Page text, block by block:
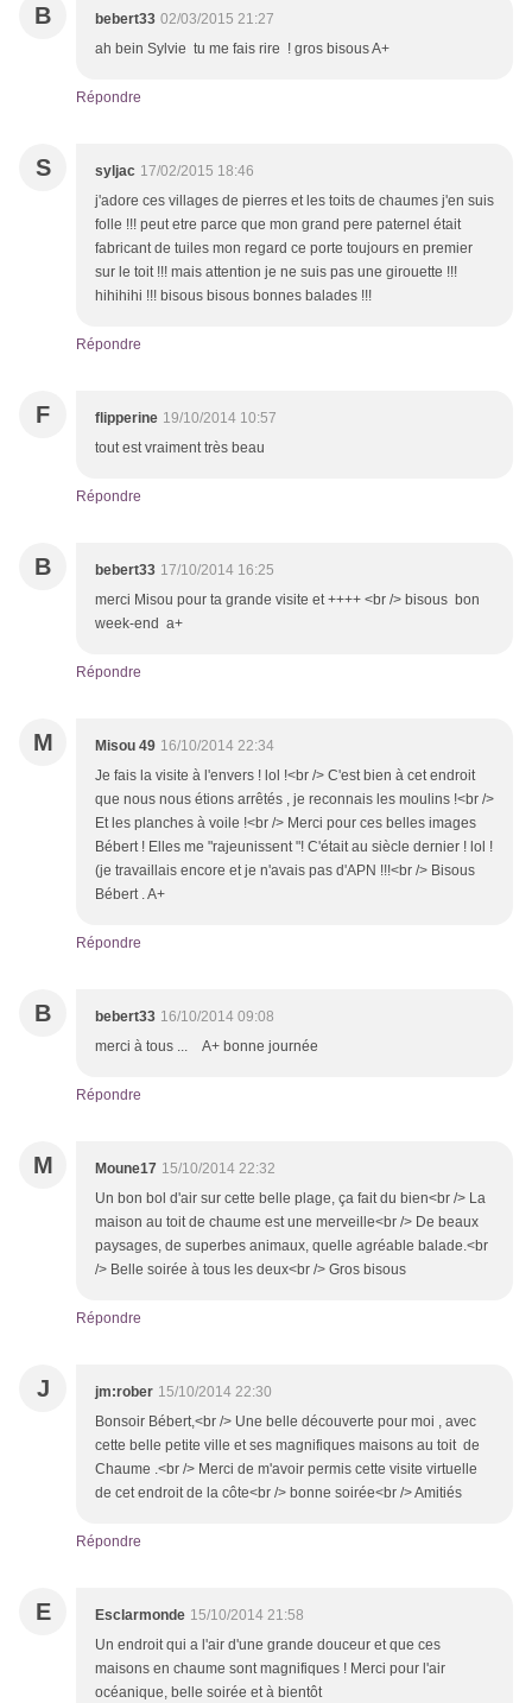
B bebert33 02/03/2015 21:27
ah bein Sylvie tu me fais rire ! gros bisous A+
Répondre
S syljac 17/02/2015 18:46
j'adore ces villages de pierres et les toits de chaumes j'en suis
folle !!! peut etre parce que mon grand pere paternel était
fabricant de tuiles mon regard ce porte toujours en premier
sur le toit !!! mais attention je ne suis pas une girouette !!!
hihihihi !!! bisous bisous bonnes balades !!!
Répondre
F flipperine 19/10/2014 10:57
tout est vraiment très beau
Répondre
B bebert33 17/10/2014 16:25
merci Misou pour ta grande visite et ++++ <br /> bisous bon
week-end a+
Répondre
M Misou 49 16/10/2014 22:34
Je fais la visite à l'envers ! lol !<br /> C'est bien à cet endroit
que nous nous étions arrêtés , je reconnais les moulins !<br />
Et les planches à voile !<br /> Merci pour ces belles images
Bébert ! Elles me "rajeunissent "! C'était au siècle dernier ! lol !
(je travaillais encore et je n'avais pas d'APN !!!<br /> Bisous
Bébert . A+
Répondre
B bebert33 16/10/2014 09:08
merci à tous ... A+ bonne journée
Répondre
M Moune17 15/10/2014 22:32
Un bon bol d'air sur cette belle plage, ça fait du bien<br /> La
maison au toit de chaume est une merveille<br /> De beaux
paysages, de superbes animaux, quelle agréable balade.<br
/> Belle soirée à tous les deux<br /> Gros bisous
Répondre
J jm:rober 15/10/2014 22:30
Bonsoir Bébert,<br /> Une belle découverte pour moi , avec
cette belle petite ville et ses magnifiques maisons au toit de
Chaume .<br /> Merci de m'avoir permis cette visite virtuelle
de cet endroit de la côte<br /> bonne soirée<br /> Amitiés
Répondre
E Esclarmonde 15/10/2014 21:58
Un endroit qui a l'air d'une grande douceur et que ces
maisons en chaume sont magnifiques ! Merci pour l'air
océanique, belle soirée et à bientôt